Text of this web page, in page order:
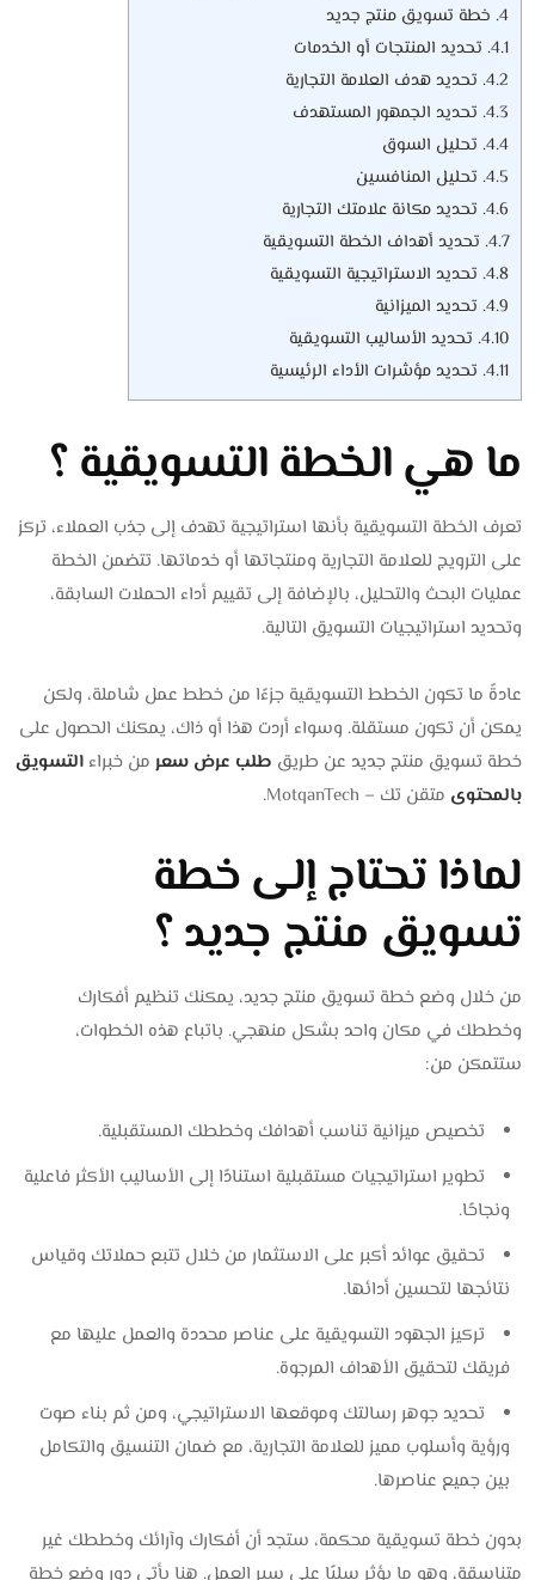
4. خطة تسويق منتج جديد
4.1. تحديد المنتجات أو الخدمات
4.2. تحديد هدف العلامة التجارية
4.3. تحديد الجمهور المستهدف
4.4. تحليل السوق
4.5. تحليل المنافسين
4.6. تحديد مكانة علامتك التجارية
4.7. تحديد أهداف الخطة التسويقية
4.8. تحديد الاستراتيجية التسويقية
4.9. تحديد الميزانية
4.10. تحديد الأساليب التسويقية
4.11. تحديد مؤشرات الأداء الرئيسية
ما هي الخطة التسويقية ؟
تعرف الخطة التسويقية بأنها استراتيجية تهدف إلى جذب العملاء، تركز
على الترويج للعلامة التجارية ومنتجاتها أو خدماتها. تتضمن الخطة
عمليات البحث والتحليل، بالإضافة إلى تقييم أداء الحملات السابقة،
وتحديد استراتيجيات التسويق التالية.
عادةً ما تكون الخطط التسويقية جزءًا من خطط عمل شاملة، ولكن
يمكن أن تكون مستقلة. وسواء أردت هذا أو ذاك، يمكنك الحصول على
خطة تسويق منتج جديد عن طريق طلب عرض سعر من خبراءالتسويق
بالمحتوى متقن تك – MotqanTech.
لماذا تحتاج إلى خطة
تسويق منتج جديد ؟
من خلال وضع خطة تسويق منتج جديد، يمكنك تنظيم أفكارك
وخططك في مكان واحد بشكل منهجي. باتباع هذه الخطوات،
ستتمكن من:
تخصيص ميزانية تناسب أهدافك وخططك المستقبلية.
تطوير استراتيجيات مستقبلية استنادًا إلى الأساليب الأكثر فاعلية
ونجاحًا.
تحقيق عوائد أكبر على الاستثمار من خلال تتبع حملاتك وقياس
نتائجها لتحسين أدائها.
تركيز الجهود التسويقية على عناصر محددة والعمل عليها مع
فريقك لتحقيق الأهداف المرجوة.
تحديد جوهر رسالتك وموقعها الاستراتيجي، ومن ثم بناء صوت
ورؤية وأسلوب مميز للعلامة التجارية، مع ضمان التنسيق والتكامل
بين جميع عناصرها.
بدون خطة تسويقية محكمة، ستجد أن أفكارك وآرائك وخططك غير